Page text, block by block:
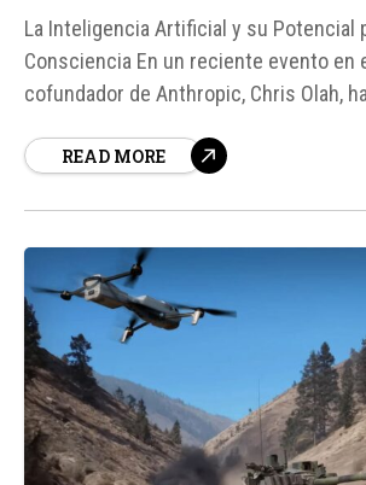
La Inteligencia Artificial y su Potencial
Consciencia En un reciente evento en
cofundador de Anthropic, Chris Olah,
naturaleza de los modelos de
READ MORE